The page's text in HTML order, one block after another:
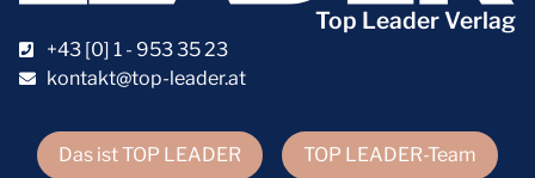
Das ist TOP LEADER TOP LEADER-Team
Top Leader Verlag
+43 [0] 1 - 953 35 23
kontakt@top-leader.at